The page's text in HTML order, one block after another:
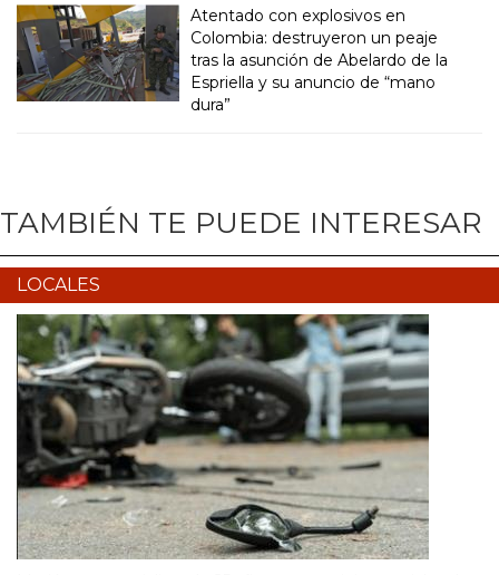
Atentado con explosivos en
Colombia: destruyeron un peaje
tras la asunción de Abelardo de la
Espriella y su anuncio de “mano
dura”
TAMBIÉN TE PUEDE INTERESAR
LOCALES